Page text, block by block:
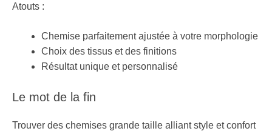
Atouts :
Chemise parfaitement ajustée à votre morphologie
Choix des tissus et des finitions
Résultat unique et personnalisé
Le mot de la fin
Trouver des chemises grande taille alliant style et confort